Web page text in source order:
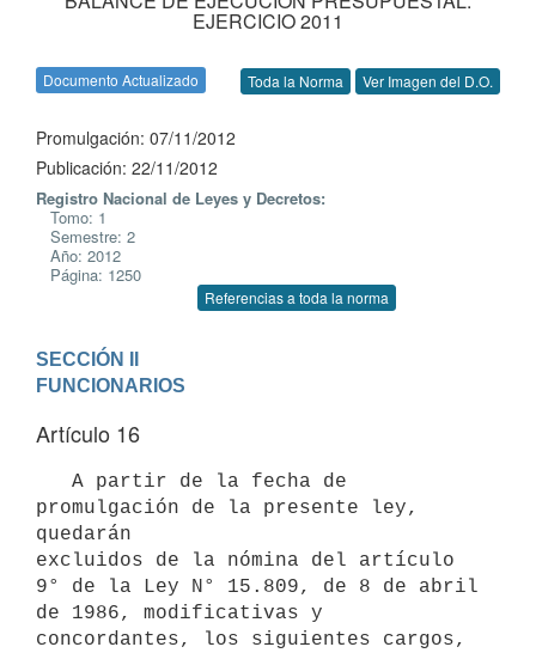
EJERCICIO 2011
Documento Actualizado Toda la Norma Ver Imagen del D.O.
Promulgación: 07/11/2012
Publicación: 22/11/2012
Registro Nacional de Leyes y Decretos:
Tomo: 1
Semestre: 2
Año: 2012
Página: 1250
Referencias a toda la norma
SECCIÓN II
FUNCIONARIOS
Artículo 16
promulgación de la presente ley,
quedarán
excluidos de la nómina del artículo
9° de la Ley N° 15.809, de 8 de abril
de 1986, modificativas y
concordantes, los siguientes cargos,